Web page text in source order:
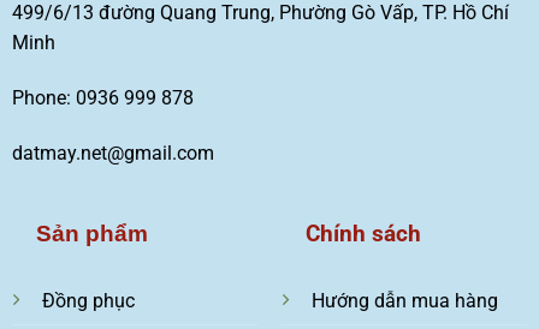
499/6/13 đường Quang Trung, Phường Gò Vấp, TP. Hồ Chí
Minh
Phone: 0936 999 878
datmay.net@gmail.com
Sản phẩm
Đồng phục
Chính sách
Hướng dẫn mua hàng